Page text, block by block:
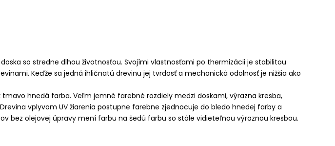
so stredne dlhou životnosťou. Svojími vlastnosťami po thermizácii je stabilitou
Keďže sa jedná ihličnatú drevinu jej tvrdosť a mechanická odolnosť je nižšia ako
hnedá farba. Veľm jemné farebné rozdiely medzi doskami, výrazna kresba,
vplyvom UV žiarenia postupne farebne zjednocuje do bledo hnedej farby a
bez olejovej úpravy mení farbu na šedú farbu so stále vidieteľnou výraznou kresbou.